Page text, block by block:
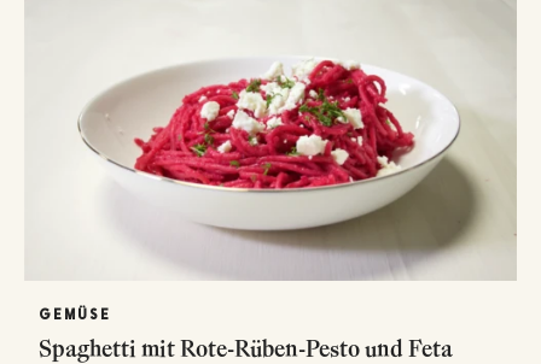
GEMÜSE
Spaghetti mit Rote-Rüben-Pesto und Feta